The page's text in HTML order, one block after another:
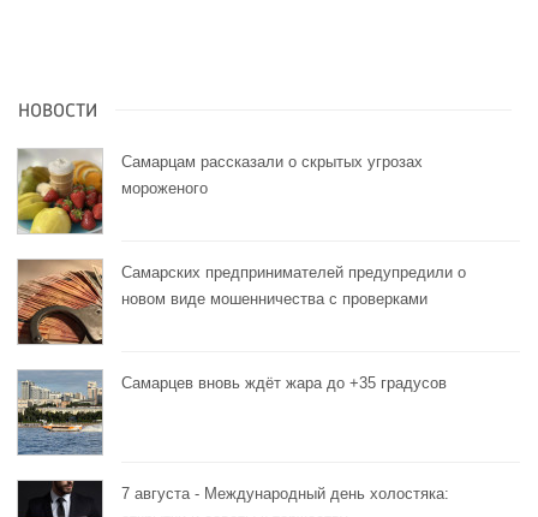
НОВОСТИ
Самарцам рассказали о скрытых угрозах
мороженого
Самарских предпринимателей предупредили о
новом виде мошенничества с проверками
Самарцев вновь ждёт жара до +35 градусов
7 августа - Международный день холостяка: